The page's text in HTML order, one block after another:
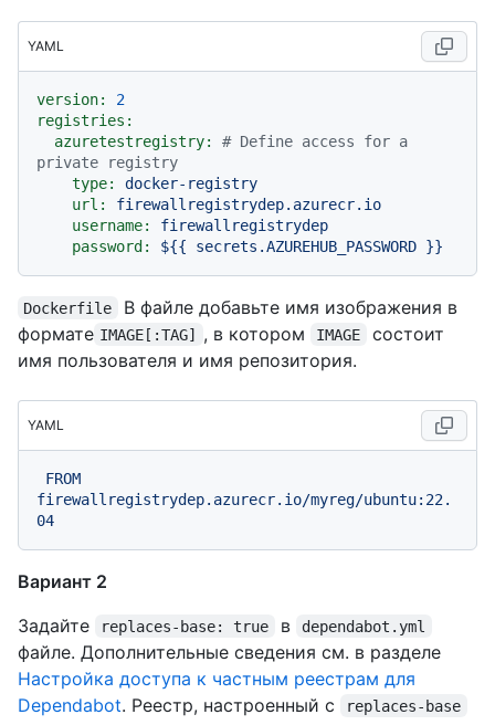
YAML
version:
2
registries:
azuretestregistry:
# Define access for a
private registry
type:
docker-registry
url:
firewallregistrydep.azurecr.io
username:
firewallregistrydep
password:
${{ secrets.AZUREHUB_PASSWORD }}
Dockerfile
В файле добавьте имя изображения в
формате IMAGE[:TAG] , в котором IMAGE
состоит
имя пользователя и имя репозитория.
YAML
FROM
firewallregistrydep.azurecr.io/myreg/ubuntu:22.
04
Вариант 2
Задайте
replaces-base: true в dependabot.yml
файле. Дополнительные сведения см. в разделе
Настройка доступа к частным реестрам для
Dependabot. Реестр, настроенный с replaces-base